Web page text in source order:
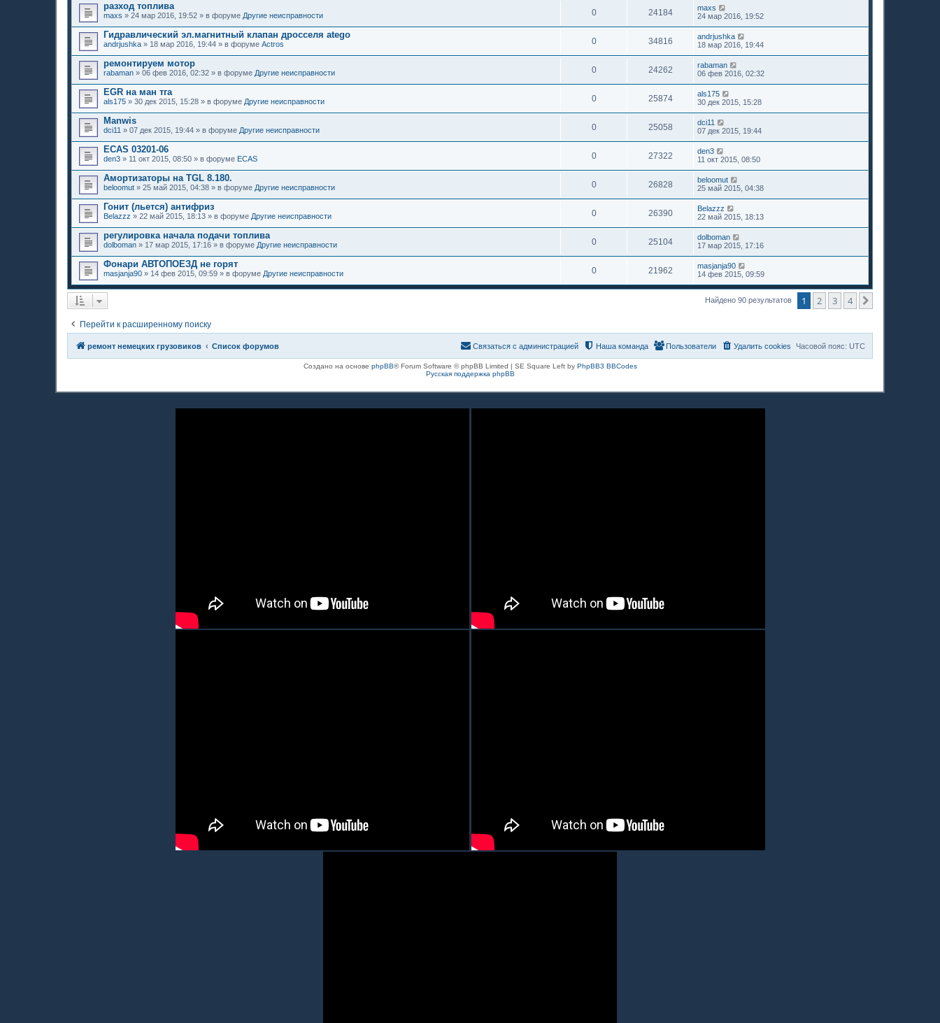
разход топлива
maxs » 24 мар 2016, 19:52 » в форуме Другие неисправности 0 24184
maxs
24 мар 2016, 19:52
Гидравлический эл.магнитный клапан дросселя atego
andrjushka » 18 мар 2016, 19:44 » в форуме Actros 0 34816
andrjushka
18 мар 2016, 19:44
ремонтируем мотор
rabaman » 06 фев 2016, 02:32 » в форуме Другие неисправности 0 24262
rabaman
06 фев 2016, 02:32
EGR на ман тга
als175 » 30 дек 2015, 15:28 » в форуме Другие неисправности 0 25874
als175
30 дек 2015, 15:28
Manwis
dci11 » 07 дек 2015, 19:44 » в форуме Другие неисправности 0 25058
dci11
07 дек 2015, 19:44
ECAS 03201-06
den3 » 11 окт 2015, 08:50 » в форуме ECAS 0 27322
den3
11 окт 2015, 08:50
Амортизаторы на TGL 8.180.
beloomut » 25 май 2015, 04:38 » в форуме Другие неисправности 0 26828
beloomut
25 май 2015, 04:38
Гонит (льется) антифриз
Belazzz » 22 май 2015, 18:13 » в форуме Другие неисправности 0 26390
Belazzz
22 май 2015, 18:13
регулировка начала подачи топлива
dolboman » 17 мар 2015, 17:16 » в форуме Другие неисправности 0 25104
dolboman
17 мар 2015, 17:16
Фонари АВТОПОЕЗД не горят
masjanja90 » 14 фев 2015, 09:59 » в форуме Другие неисправности 0 21962
masjanja90
14 фев 2015, 09:59
Найдено 90 результатов 1 2 3 4
Перейти к расширенному поиску
ремонт немецких грузовиков Список форумов Часовой пояс: UTC
Удалить cookies
Пользователи
Наша команда
Связаться с администрацией
Создано на основе phpBB® Forum Software © phpBB Limited | SE Square Left by PhpBB3 BBCodes
Русская поддержка phpBB